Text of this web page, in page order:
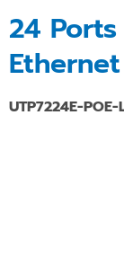
24
UTP7224E-POE-